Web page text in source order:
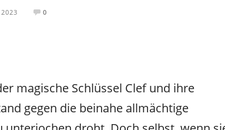
0
magische Schlüssel Clef und ihre
gegen die beinahe allmächtige